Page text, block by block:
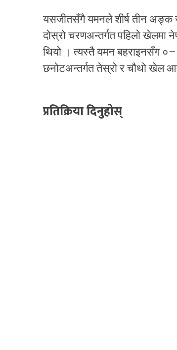
यसजीतसँगै यमनले शीर्ष तीन अङ्क
दोस्रो चरणअन्तर्गत पहिलो
थियो । त्यस्तै यमन बहराइनसँग
छनोटअन्तर्गत तेस्रो र चौथो खेल
प्रतिक्रिया दिनुहोस्